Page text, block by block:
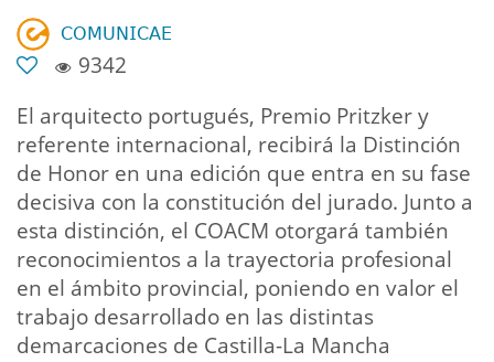
𝖢𝖮𝖬𝖴𝖭𝖨𝖢𝖠𝖤
9342
El arquitecto portugués, Premio Pritzker y
referente internacional, recibirá la Distinción
de Honor en una edición que entra en su fase
decisiva con la constitución del jurado. Junto a
esta distinción, el COACM otorgará también
reconocimientos a la trayectoria profesional
en el ámbito provincial, poniendo en valor el
trabajo desarrollado en las distintas
demarcaciones de Castilla-La Mancha